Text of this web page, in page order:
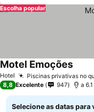
Escolha popular
Hotel Piscinas privativas no
Motel Emoções
8,8 Excelente 947 a
Selecione as datas para